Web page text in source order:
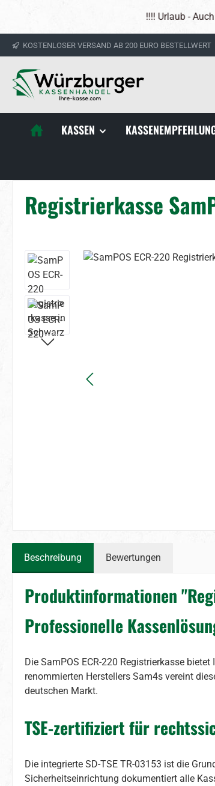
!!!! Urlaub - Auch wir gehen in den
KOSTENLOSER VERSAND AB 200 EURO BESTELLWERT
KASSEN
Registrierkasse
Bildergalerie überspringen
Beschreibung Bewertungen
Produktinformationen
Professionelle
Die SamPOS ECR-220 Registrierkasse
renommierten Herstellers Sam4s vereint
deutschen Markt.
TSE-zertifiziert für
Die integrierte SD-TSE TR-03153 ist die
Sicherheitseinrichtung dokumentiert alle